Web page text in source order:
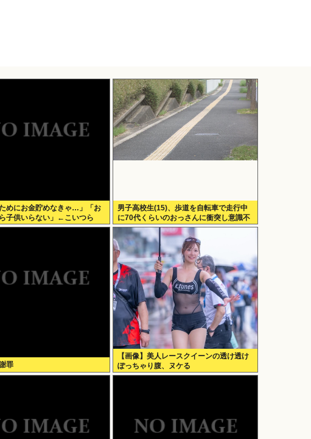
ためにお金貯めなきゃ…」「お
子供いらない」←こいつら
男子高校生(15)、歩道を自転車で走行中
に70代くらいのおっさんに衝突し意識不
明にさせてしまう
罪
【画像】美人レースクイーンの透け透け
ぽっちゃり腹、ヌケる